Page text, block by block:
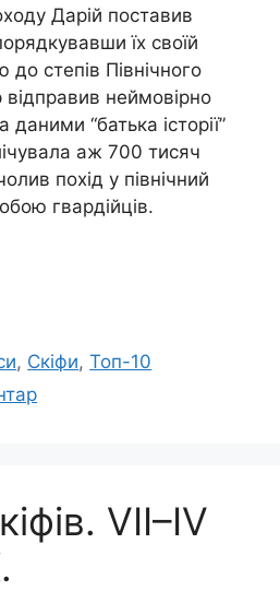
Дарій поставив
їх своїй
степів Північного
неймовірно
“батька історії”
аж 700 тисяч
похід у північний
гвардійців.
, Скіфи,Топ-10
VII–IV